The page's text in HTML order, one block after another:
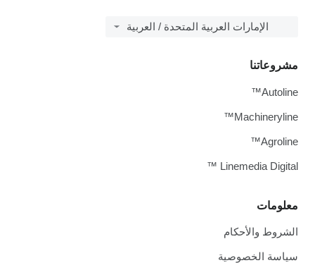
الإمارات العربية المتحدة / العربية
معلومات
الشروط والأحكام
سياسة الخصوصية
مشروعاتنا
Autoline™
Machineryline™
Agroline™
Linemedia Digital ™